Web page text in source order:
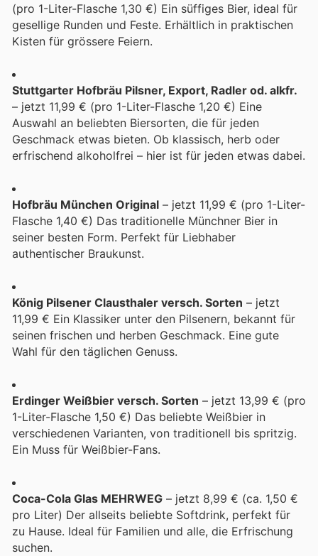
(pro 1-Liter-Flasche 1,30 €) Ein süffiges Bier, ideal für
gesellige Runden und Feste. Erhältlich in praktischen
Kisten für grössere Feiern.
Stuttgarter Hofbräu Pilsner, Export, Radler od. alkfr.
– jetzt 11,99 € (pro 1-Liter-Flasche 1,20 €) Eine
Auswahl an beliebten Biersorten, die für jeden
Geschmack etwas bieten. Ob klassisch, herb oder
erfrischend alkoholfrei – hier ist für jeden etwas dabei.
Hofbräu München Original – jetzt 11,99 € (pro 1-Liter-
Flasche 1,40 €) Das traditionelle Münchner Bier in
seiner besten Form. Perfekt für Liebhaber
authentischer Braukunst.
König Pilsener Clausthaler versch. Sorten – jetzt
11,99 € Ein Klassiker unter den Pilsenern, bekannt für
seinen frischen und herben Geschmack. Eine gute
Wahl für den täglichen Genuss.
Erdinger Weißbier versch. Sorten – jetzt 13,99 € (pro
1-Liter-Flasche 1,50 €) Das beliebte Weißbier in
verschiedenen Varianten, von traditionell bis spritzig.
Ein Muss für Weißbier-Fans.
Coca-Cola Glas MEHRWEG – jetzt 8,99 € (ca. 1,50 €
pro Liter) Der allseits beliebte Softdrink, perfekt für
zu Hause. Ideal für Familien und alle, die Erfrischung
suchen.